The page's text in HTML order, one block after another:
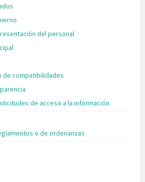
del personal
de compatibilidades
de acceso a la información
o de ordenanzas